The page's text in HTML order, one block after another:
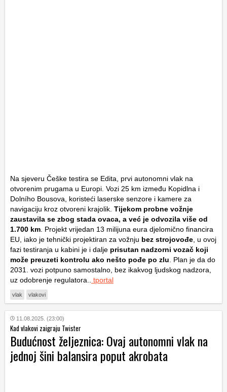
Na sjeveru Češke testira se Edita, prvi autonomni vlak na
otvorenim prugama u Europi. Vozi 25 km između Kopidlna i
Dolního Bousova, koristeći laserske senzore i kamere za
navigaciju kroz otvoreni krajolik. Tijekom probne vožnje
zaustavila se zbog stada ovaca, a već je odvozila više od
1.700 km. Projekt vrijedan 13 milijuna eura djelomično financira
EU, iako je tehnički projektiran za vožnju bez strojovođe, u ovoj
fazi testiranja u kabini je i dalje prisutan nadzorni vozač koji
može preuzeti kontrolu ako nešto pođe po zlu. Plan je da do
2031. vozi potpuno samostalno, bez ikakvog ljudskog nadzora,
uz odobrenje regulatora.. tportal
vlak vlakovi
11.08.2025. (23:00)
Kad vlakovi zaigraju Twister
Budućnost željeznica: Ovaj autonomni vlak na
jednoj šini balansira poput akrobata